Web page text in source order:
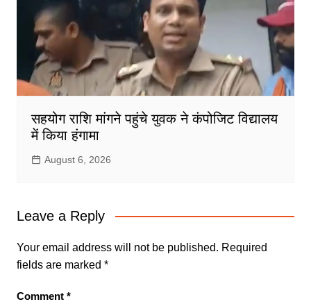
सहयोग राशि मांगने पहुंचे युवक ने कंपोजिट विद्यालय
में किया हंगामा
August 6, 2026
Leave a Reply
Your email address will not be published. Required
fields are marked *
Comment *